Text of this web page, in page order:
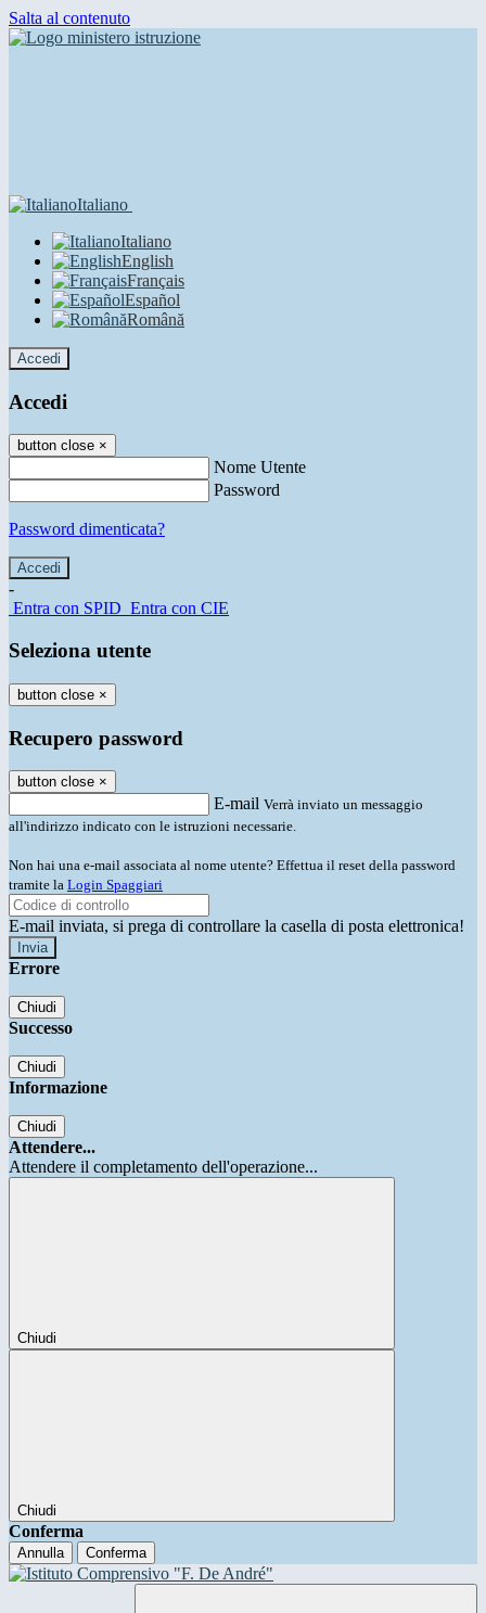
Salta al contenuto
Italiano
Italiano
English
Français
Español
Română
Accedi
Accedi
button close ×
Nome Utente
Password
Password dimenticata?
-
Entra con SPID Entra con CIE
Seleziona utente
button close ×
Recupero password
button close ×
E-mail Verrà inviato un messaggio
all'indirizzo indicato con le istruzioni necessarie.
Non hai una e-mail associata al nome utente? Effettua il reset della password
tramite la Login Spaggiari
E-mail inviata, si prega di controllare la casella di posta elettronica!
Errore
Chiudi
Successo
Chiudi
Informazione
Chiudi
Attendere...
Attendere il completamento dell'operazione...
Chiudi
Chiudi
Conferma
Annulla Conferma